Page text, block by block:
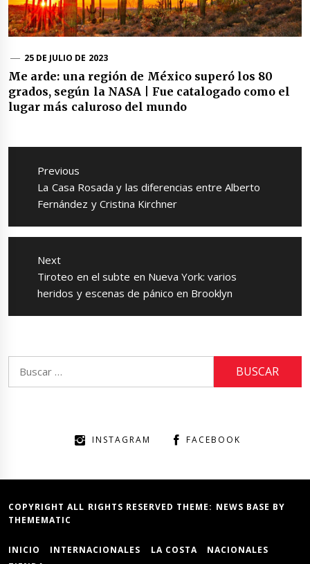
25 DE JULIO DE 2023
Me arde: una región de México superó los 80
grados, según la NASA | Fue catalogado como el
lugar más caluroso del mundo
Navegación
entradas
Previous
Previous
post:
La Casa Rosada y las diferencias entre Alberto
Fernández y Cristina Kirchner
Next
Next
post:
Tiroteo en el subte en Nueva York: varios
heridos y escenas de pánico en Brooklyn
INSTAGRAM FACEBOOK
COPYRIGHT ALL RIGHTS RESERVED THEME: NEWS BASE BY
THEMEMATIC
INICIO INTERNACIONALES LA COSTA
NACIONALES